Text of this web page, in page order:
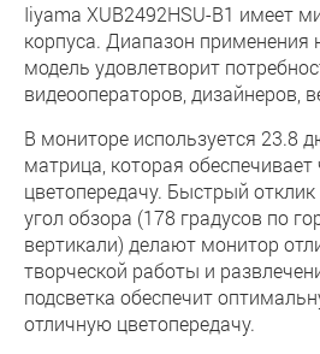
Iiyama XUB2492HSU-B1 имеет
корпуса. Диапазон
модель удовлетворит
видеооператоров, дизайнеров,
В мониторе используется 23.8
матрица, которая обеспечивает
цветопередачу. Быстрый
угол обзора (178 градусов по
вертикали) делают монитор
творческой работы и
подсветка обеспечит
отличную цветопередачу.